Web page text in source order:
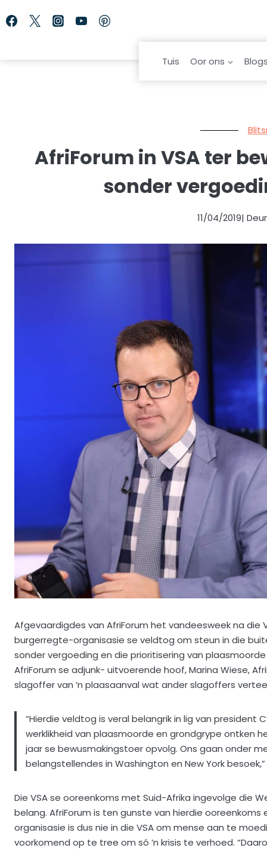
to
Tuis
Oor ons
AfriForum in VSA ter
sonder
11/04/2019|
Afgevaardigdes van AfriForum het vandeesweek na
burgerregte-organisasie se veldtog om steun in die
sonder vergoeding en die prioritisering van
AfriForum se adjunk- uitvoerende hoof, Marina Wiese,
slagoffer van ’n plaasaanval wat ander slagoffers
“Hierdie veldtog is veral belangrik in lig van president
werklikheid van plaasmoorde en grondgrype ontken
jaar se bewusmakingstoer opvolg. Ons gaan onder
belangstellendes in Washington en New York
Die VSA se ooreenkoms met Suid-Afrika ingevolge die
belang. AfriForum is ten gunste van hierdie
organisasie is dus nie in die VSA om mense aan te
voorkomend op te tree om só ’n krisis te verhoed.